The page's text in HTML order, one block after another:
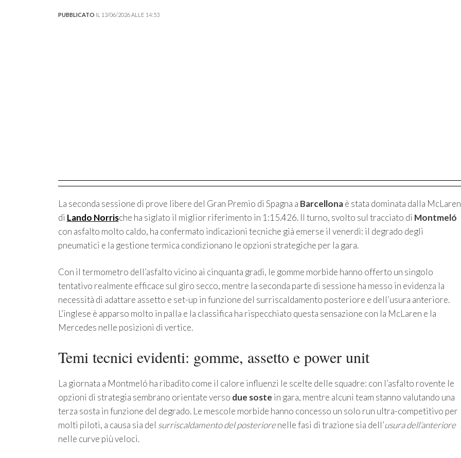
PUBBLICATO IL 13/06/2026 ALLE 14:53
La seconda sessione di prove libere del Gran Premio di Spagna a Barcellonaè stata dominata dalla McLaren
di Lando Norrische ha siglato il miglior riferimento in 1:15.426. Il turno, svolto sul tracciato di Montmeló
con asfalto molto caldo, ha confermato indicazioni tecniche già emerse il venerdì: il degrado degli
pneumatici e la gestione termica condizionano le opzioni strategiche per la gara.
Con il termometro dell’asfalto vicino ai cinquanta gradi, le gomme morbide hanno offerto un singolo
tentativo realmente efficace sul giro secco, mentre la seconda parte di sessione ha messo in evidenza la
necessità di adattare assetto e set-up in funzione del surriscaldamento posteriore e dell’usura anteriore.
L’inglese è apparso molto in palla e la classifica ha rispecchiato questa sensazione con la McLaren e la
Mercedes nelle posizioni di vertice.
Temi tecnici evidenti: gomme, assetto e power unit
La giornata a Montmeló ha ribadito come il calore influenzi le scelte delle squadre: con l’asfalto rovente le
opzioni di strategia sembrano orientate verso due soste in gara, mentre alcuni team stanno valutando una
terza sosta in funzione del degrado. Le mescole morbide hanno concesso un solo run ultra-competitivo per
molti piloti, a causa sia del surriscaldamento del posteriorenelle fasi di trazione sia dell’usura dell’anteriore
nelle curve più veloci.